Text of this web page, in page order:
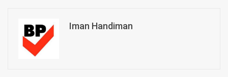
Iman Handiman